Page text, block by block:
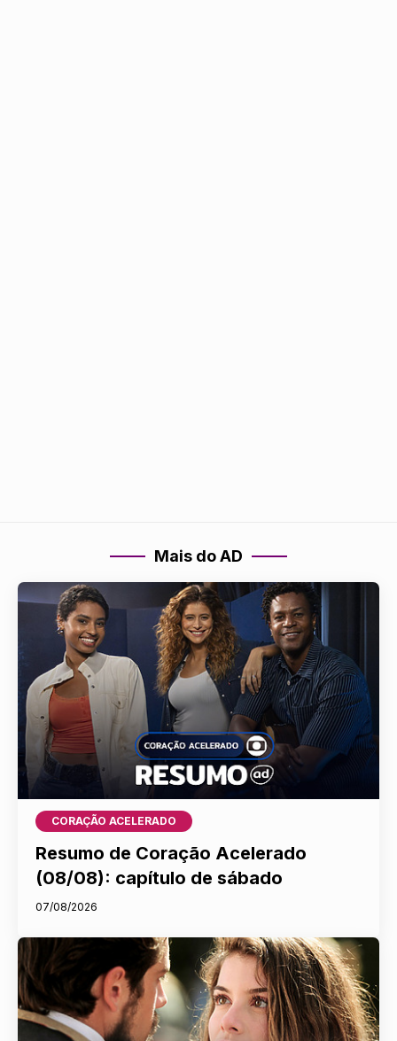
Mais do AD
CORAÇÃO ACELERADO
Resumo de Coração Acelerado
(08/08): capítulo de sábado
07/08/2026